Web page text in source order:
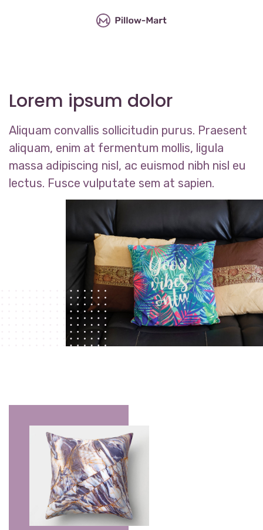
Lorem ipsum dolor
Aliquam convallis sollicitudin purus. Praesent
aliquam, enim at fermentum mollis, ligula
massa adipiscing nisl, ac euismod nibh nisl eu
lectus. Fusce vulputate sem at sapien.